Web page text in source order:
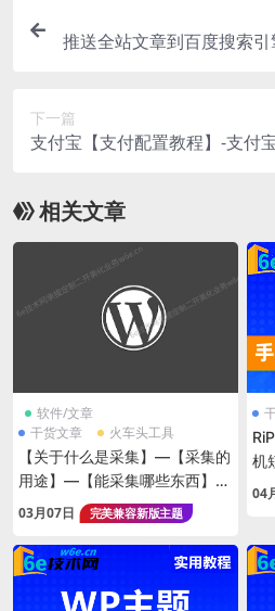
推送全站文章到百度搜索
下一篇
支付宝【支付配置教程】-支付
相关文章
干货文章 火车头工具
软件/文章
【关于什么是采集】—【采集的
用途】—【能采集哪些东西】—
具体介绍说明
03月07日 完美兼容新版主题
机
无
04